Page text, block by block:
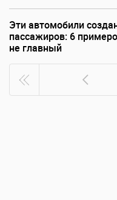
Эти автомобили
пассажиров: 6
не главный